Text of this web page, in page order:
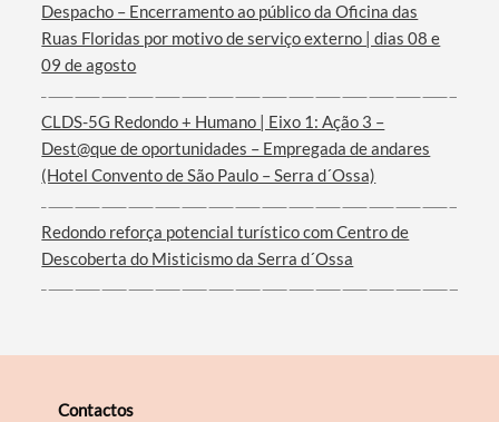
Filtros
Despacho – Encerramento ao público da Oficina das
Ruas Floridas por motivo de serviço externo | dias 08 e
09 de agosto
CLDS-5G Redondo + Humano | Eixo 1: Ação 3 –
Dest@que de oportunidades – Empregada de andares
(Hotel Convento de São Paulo – Serra d´Ossa)
Redondo reforça potencial turístico com Centro de
Descoberta do Misticismo da Serra d´Ossa
Contactos